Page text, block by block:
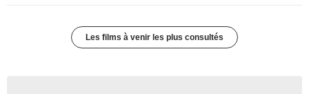
Les films à venir les plus consultés